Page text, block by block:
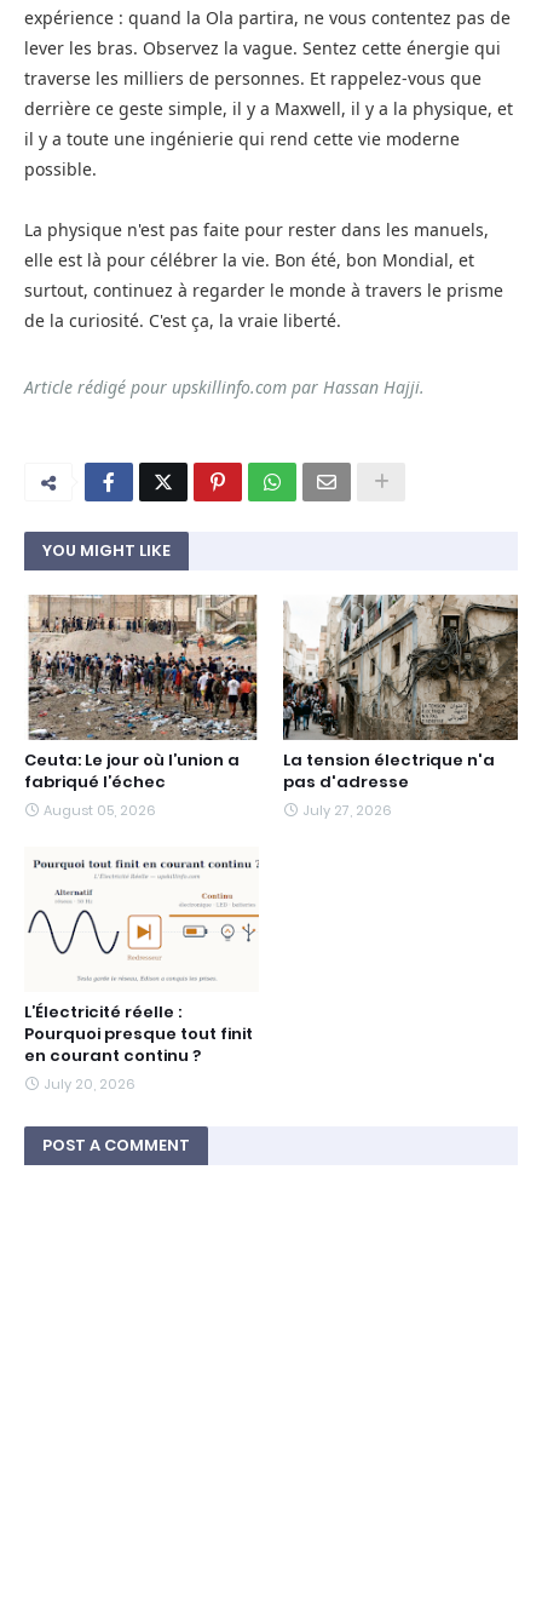
expérience : quand la Ola partira, ne vous contentez pas de
lever les bras. Observez la vague. Sentez cette énergie qui
traverse les milliers de personnes. Et rappelez-vous que
derrière ce geste simple, il y a Maxwell, il y a la physique, et
il y a toute une ingénierie qui rend cette vie moderne
possible.
La physique n'est pas faite pour rester dans les manuels,
elle est là pour célébrer la vie. Bon été, bon Mondial, et
surtout, continuez à regarder le monde à travers le prisme
de la curiosité. C'est ça, la vraie liberté.
Article rédigé pour upskillinfo.com par Hassan Hajji.
YOU MIGHT LIKE
Ceuta: Le jour où l’union a
fabriqué l’échec
August 05, 2026
La tension électrique n'a
pas d'adresse
July 27, 2026
L’Électricité réelle :
Pourquoi presque tout finit
en courant continu ?
July 20, 2026
POST A COMMENT